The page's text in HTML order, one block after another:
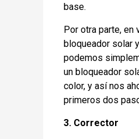
base.
Por otra parte, en
bloqueador solar
podemos
un bloqueador
color, y así nos
primeros dos
3. Corrector